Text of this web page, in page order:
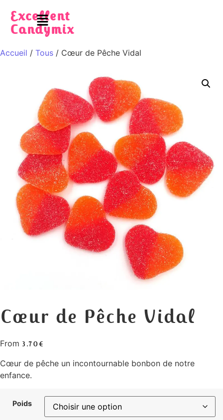
Excellent
Candymix
Accueil / Tous / Cœur de Pêche Vidal
Cœur de Pêche Vidal
From 3.70€
Cœur de pêche un incontournable bonbon de notre
enfance.
Poids